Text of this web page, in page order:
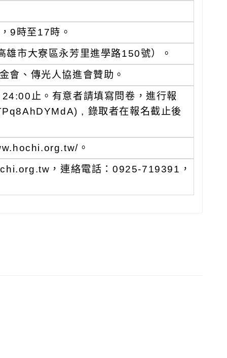
9時至17時。
市大寮區永芳里進學路150號）。
會、傳光人協進會贊助。
止。有意者請填寫問卷，進行報
, 錄取者在報名截止後
。
，連絡電話：0925-719391，